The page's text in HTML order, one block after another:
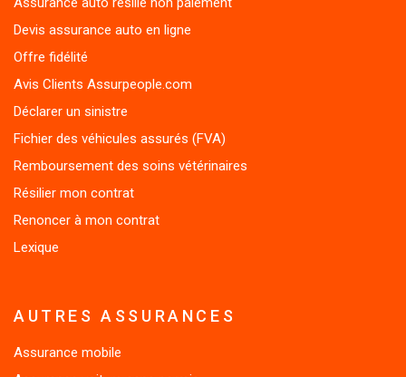
Devis assurance auto en ligne
Offre fidélité
Avis Clients Assurpeople.com
Déclarer un sinistre
Fichier des véhicules assurés (FVA)
Remboursement des soins vétérinaires
Résilier mon contrat
Renoncer à mon contrat
Lexique
Assurance voiture sans permis